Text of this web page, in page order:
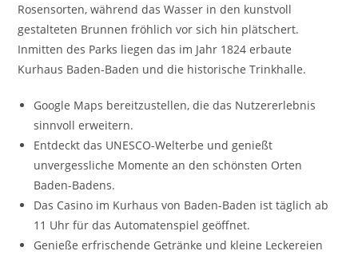
Rosensorten, während das Wasser in den kunstvoll
gestalteten Brunnen fröhlich vor sich hin plätschert.
Inmitten des Parks liegen das im Jahr 1824 erbaute
Kurhaus Baden-Baden und die historische Trinkhalle.
Google Maps bereitzustellen, die das Nutzererlebnis
sinnvoll erweitern.
Entdeckt das UNESCO-Welterbe und genießt
unvergessliche Momente an den schönsten Orten
Baden-Badens.
Das Casino im Kurhaus von Baden-Baden ist täglich ab
11 Uhr für das Automatenspiel geöffnet.
Genieße erfrischende Getränke und kleine Leckereien